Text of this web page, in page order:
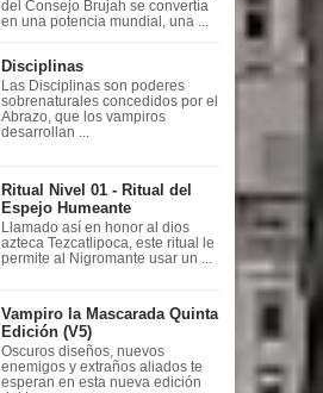
del Consejo Brujah se convertía
en una potencia mundial, una ...
Disciplinas
Las Disciplinas son poderes
sobrenaturales concedidos por el
Abrazo, que los vampiros
desarrollan ...
Ritual Nivel 01 - Ritual del
Espejo Humeante
Llamado así en honor al dios
azteca Tezcatlipoca, este ritual le
permite al Nigromante usar un ...
Vampiro la Mascarada Quinta
Edición (V5)
Oscuros diseños, nuevos
enemigos y extraños aliados te
esperan en esta nueva edición